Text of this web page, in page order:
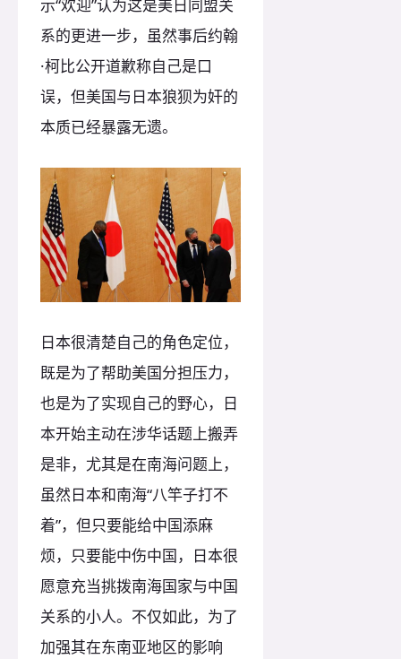
示“欢迎”认为这是美日同盟关
系的更进一步，虽然事后约翰
·柯比公开道歉称自己是口
误，但美国与日本狼狈为奸的
本质已经暴露无遗。
日本很清楚自己的角色定位，
既是为了帮助美国分担压力，
也是为了实现自己的野心，日
本开始主动在涉华话题上搬弄
是非，尤其是在南海问题上，
虽然日本和南海“八竿子打不
着”，但只要能给中国添麻
烦，只要能中伤中国，日本很
愿意充当挑拨南海国家与中国
关系的小人。不仅如此，为了
加强其在东南亚地区的影响